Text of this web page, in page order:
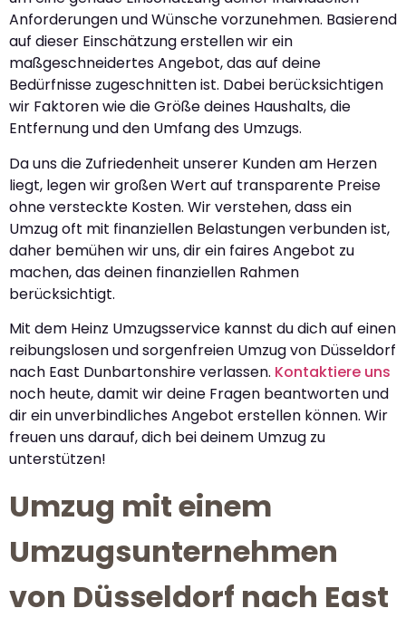
Anforderungen und Wünsche vorzunehmen. Basierend
auf dieser Einschätzung erstellen wir ein
maßgeschneidertes Angebot, das auf deine
Bedürfnisse zugeschnitten ist. Dabei berücksichtigen
wir Faktoren wie die Größe deines Haushalts, die
Entfernung und den Umfang des Umzugs.
Da uns die Zufriedenheit unserer Kunden am Herzen
liegt, legen wir großen Wert auf transparente Preise
ohne versteckte Kosten. Wir verstehen, dass ein
Umzug oft mit finanziellen Belastungen verbunden ist,
daher bemühen wir uns, dir ein faires Angebot zu
machen, das deinen finanziellen Rahmen
berücksichtigt.
Mit dem Heinz Umzugsservice kannst du dich auf einen
reibungslosen und sorgenfreien Umzug von Düsseldorf
nach East Dunbartonshire verlassen. Kontaktiere uns
noch heute, damit wir deine Fragen beantworten und
dir ein unverbindliches Angebot erstellen können. Wir
freuen uns darauf, dich bei deinem Umzug zu
unterstützen!
Umzug mit einem
Umzugsunternehmen
von Düsseldorf nach East